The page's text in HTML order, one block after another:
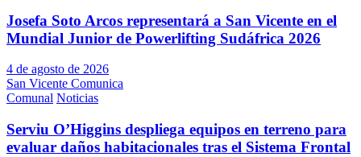
Josefa Soto Arcos representará a San Vicente en el
Mundial Junior de Powerlifting Sudáfrica 2026
4 de agosto de 2026
San Vicente Comunica
Comunal Noticias
Serviu O’Higgins despliega equipos en terreno para
evaluar daños habitacionales tras el Sistema Frontal